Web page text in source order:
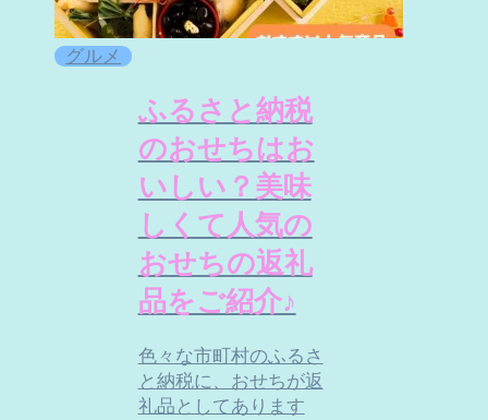
グルメ
ふるさと納税
のおせちはお
いしい？美味
しくて人気の
おせちの返礼
品をご紹介♪
色々な市町村のふるさ
と納税に、おせちが返
礼品としてあります